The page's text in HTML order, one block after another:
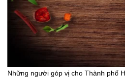
Những người góp vị cho Thành phố